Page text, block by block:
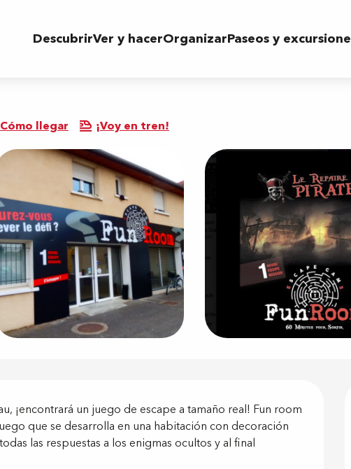
DescubrirVer y hacerOrganizarPaseos y
Cómo llegar ¡Voy en tren!
¡encontrará un juego de escape a tamaño real! Fun room
que se desarrolla en una habitación con decoración
las respuestas a los enigmas ocultos y al final